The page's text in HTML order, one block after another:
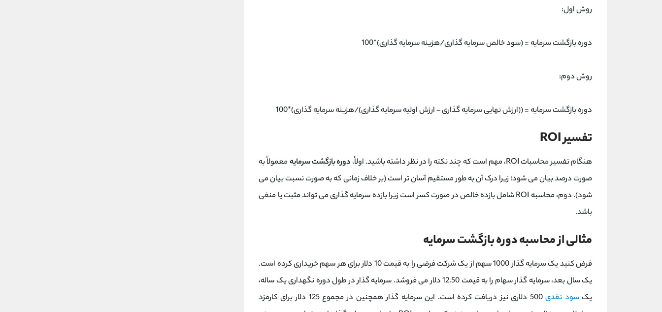
روش اول:
دوره بازگشت سرمایه = (سود خالص سرمایه گذاری/هزینه سرمایه گذاری)*100
روش دوم:
دوره بازگشت سرمایه = ((ارزش نهایی سرمایه گذاری – ارزش اولیه سرمایه گذاری)/هزینه سرمایه گذاری)*100
تفسیر ROI
هنگام تفسیر محاسبات ROI، مهم است که چند نکته را در نظر داشته باشید. اولاً، دوره بازگشت سرمایهمعمولاً به
صورت درصد بیان می شود؛ زیرا درک آن به طور مستقیم آسان تر است (بر خلاف زمانی که به صورت نسبت بیان می
شود). دوم، محاسبه ROI شامل بازده خالص در صورت کسر است زیرا بازده سرمایه گذاری می تواند مثبت یا منفی
باشد.
مثالی از محاسبه دوره بازگشت سرمایه
فرض کنید یک سرمایه گذار 1000 سهم از یک شرکت فرضی را به قیمت 10 دلار برای هر سهم خریداری کرده است.
یک سال بعد، سرمایه گذار سهام را به قیمت 12.50 دلار می فروشد. سرمایه گذار در طول دوره نگهداری یک ساله،
یکسود نقدی
500 دلاری نیز دریافت کرده است. این سرمایه گذار همچنین در مجموع 125 دلار برای کارمزد